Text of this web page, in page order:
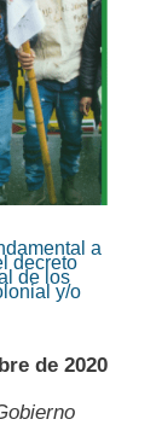
a
decreto
de los
y/o
de 2020